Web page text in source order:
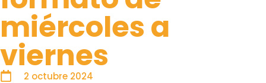
miércoles a
viernes
2 octubre 2024